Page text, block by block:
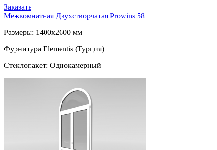
Заказать
Межкомнатная Двухстворчатая Prowins 58
Размеры: 1400x2600 мм
Фурнитура Elementis (Турция)
Стеклопакет: Однокамерный